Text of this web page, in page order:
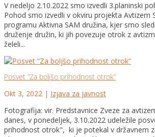
V nedeljo 2.10.2022 smo izvedli 3.planinski
Pohod smo izvedli v okviru projekta Avtizem
programu Aktivna SAM družina, kjer smo
druženje družin, ki jih povezuje otrok z
želeli...
Posvet “Za boljšo prihodnost otrok”
Okt 3, 2022 | Izjava za javnost
Fotografija: vir. Predstavnice Zveze za
danes, v ponedeljek, 3.10.2022 udeležile
prihodnost otrok", ki je potekal v državnem